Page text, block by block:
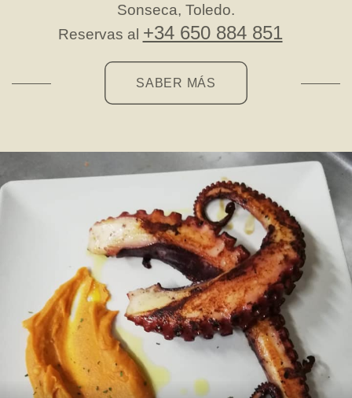
Sonseca, Toledo.
Reservas al +34 650 884 851
SABER MÁS